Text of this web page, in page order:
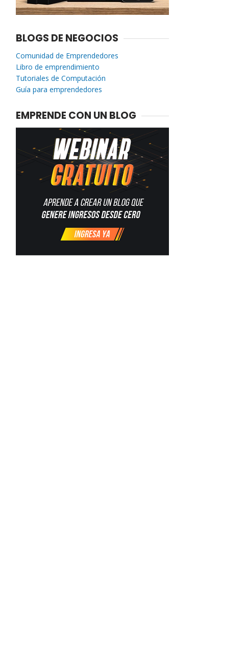
BLOGS DE NEGOCIOS
Comunidad de Emprendedores
Libro de emprendimiento
Tutoriales de Computación
Guía para emprendedores
EMPRENDE CON UN BLOG